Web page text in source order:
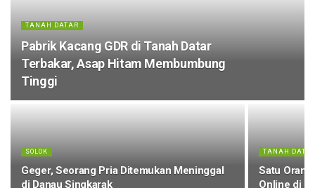
TANAH DATAR
Pabrik Kacang GDR di Tanah Datar
Terbakar, Asap Hitam Membumbung
Tinggi
SOLOK
Geger, Seorang Pria Ditemukan Meninggal
di Danau Singkarak
TANAH
Satu
Online di